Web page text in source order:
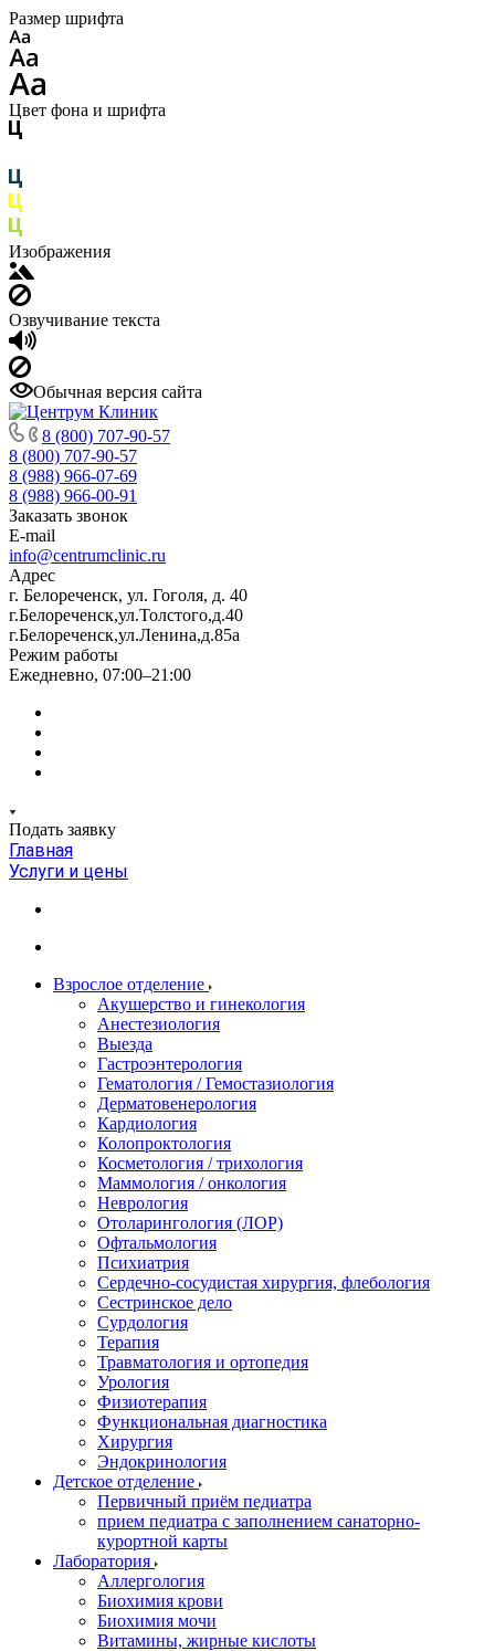
Размер шрифта
Цвет фона и шрифта
Изображения
Озвучивание текста
Обычная версия сайта
8 (800) 707-90-57
8 (800) 707-90-57
8 (988) 966-07-69
8 (988) 966-00-91
Заказать звонок
E-mail
info@centrumclinic.ru
Адрес
г. Белореченск, ул. Гоголя, д. 40
г.Белореченск,ул.Толстого,д.40
г.Белореченск,ул.Ленина,д.85а
Режим работы
Ежедневно, 07:00–21:00
Подать заявку
Главная
Услуги и цены
Взрослое отделение
Акушерство и гинекология
Анестезиология
Выезда
Гастроэнтерология
Гематология / Гемостазиология
Дерматовенерология
Кардиология
Колопроктология
Косметология / трихология
Маммология / онкология
Неврология
Отоларингология (ЛОР)
Офтальмология
Психиатрия
Сердечно-сосудистая хирургия, флебология
Сестринское дело
Сурдология
Терапия
Травматология и ортопедия
Урология
Физиотерапия
Функциональная диагностика
Хирургия
Эндокринология
Детское отделение
Первичный приём педиатра
прием педиатра с заполнением санаторно-
курортной карты
Лаборатория
Аллергология
Биохимия крови
Биохимия мочи
Витамины, жирные кислоты